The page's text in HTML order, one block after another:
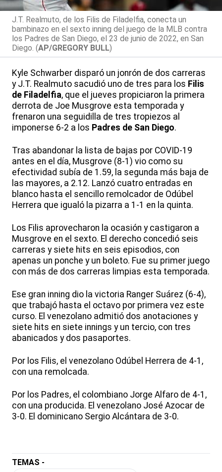
J.T. Realmuto, de los Filis de Filadelfia, conecta un
bambinazo en el sexto inning del juego de la MLB contra
los Padres de San Diego, el 23 de junio de 2022, en San
Diego. (AP/GREGORY BULL)
Kyle Schwarber disparó un jonrón de dos carreras
y J.T. Realmuto sacudió uno de tres para los Filis
de Filadelfia, que el jueves propiciaron la primera
derrota de Joe Musgrove esta temporada y
frenaron una seguidilla de tres tropiezos al
imponerse 6-2 a los Padres de San Diego.
Tras abandonar la lista de bajas por COVID-19
antes en el día, Musgrove (8-1) vio como su
efectividad subía de 1.59, la segunda más baja de
las mayores, a 2.12. Lanzó cuatro entradas en
blanco hasta el sencillo remolcador de Odúbel
Herrera que igualó la pizarra a 1-1 en la quinta.
Los Filis aprovecharon la ocasión y castigaron a
Musgrove en el sexto. El derecho concedió seis
carreras y siete hits en seis episodios, con
apenas un ponche y un boleto. Fue su primer juego
con más de dos carreras limpias esta temporada.
Ese gran inning dio la victoria Ranger Suárez (6-4),
que trabajó hasta el octavo por primera vez este
curso. El venezolano admitió dos anotaciones y
siete hits en siete innings y un tercio, con tres
abanicados y dos pasaportes.
Por los Filis, el venezolano Odúbel Herrera de 4-1,
con una remolcada.
Por los Padres, el colombiano Jorge Alfaro de 4-1,
con una producida. El venezolano José Azocar de
3-0. El dominicano Sergio Alcántara de 3-0.
TEMAS -